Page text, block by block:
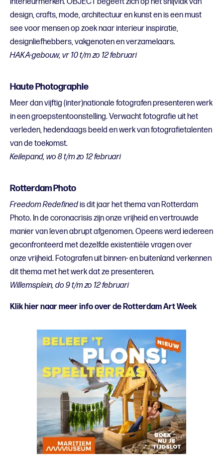
design, crafts, mode, architectuur en kunst en is een must
see voor mensen op zoek naar interieur inspiratie,
designliefhebbers, vakgenoten en verzamelaars.
HAKA-gebouw, vr 10 t/m zo 12 februari
Haute Photographie
Meer dan vijftig (inter)nationale fotografen presenteren werk
in een groepstentoonstelling. Verwacht fotografie uit het
verleden, hedendaags beeld en werk van fotografietalenten
van de toekomst.
Keilepand, wo 8 t/m zo 12 februari
Rotterdam Photo
Freedom Redefinedis dit jaar het thema van Rotterdam
Photo. In de coronacrisiszijn onze vrijheid en vertrouwde
manier van leven abrupt afgenomen.Opeens werd iedereen
geconfronteerd met dezelfde existentiële vragen over
onze vrijheid. Fotografen uit binnen- en buitenland verkennen
dit thema met het werk dat ze presenteren.
Willemsplein, do 9 t/m zo 12 februari
Klik hier naar meer info over de Rotterdam Art Week